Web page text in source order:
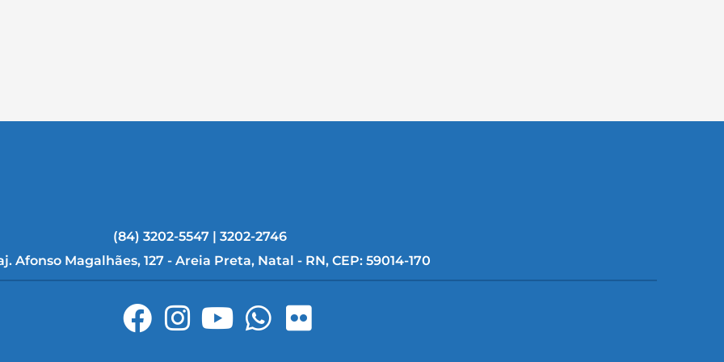
(84) 3202-5547 | 3202-2746
Afonso Magalhães, 127 - Areia Preta, Natal - RN, CEP: 59014-170